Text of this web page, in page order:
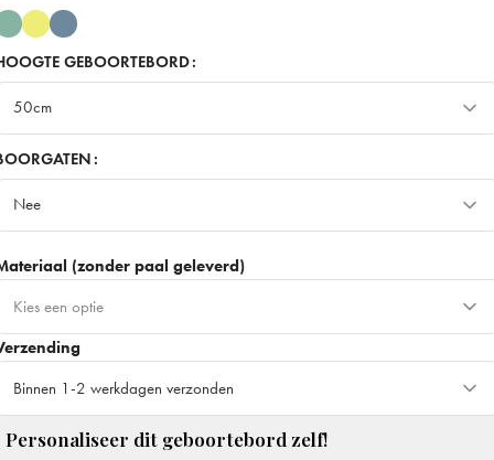
GEBOORTEBORD
50cm
50cm
70cm + €15
90cm
Nee
Nee
Ja + €3
(zonder paal geleverd)
Kies een optie
Dibond - Stevig & duurzaam Beste keuze + €10
Forex - Minder stevig & breekbaar
Binnen 1-2 werkdagen verzonden
Binnen 1-2 werkdagen verzonden
Personaliseer dit geboortebord zelf!